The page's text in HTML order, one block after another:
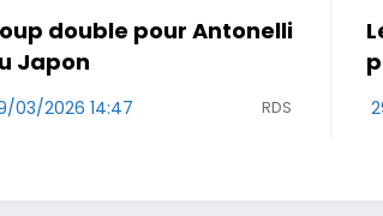
Le Maroc accroché pour la
première de Mo Ouahbi
29/03/2026 10:47 Walfoot.be